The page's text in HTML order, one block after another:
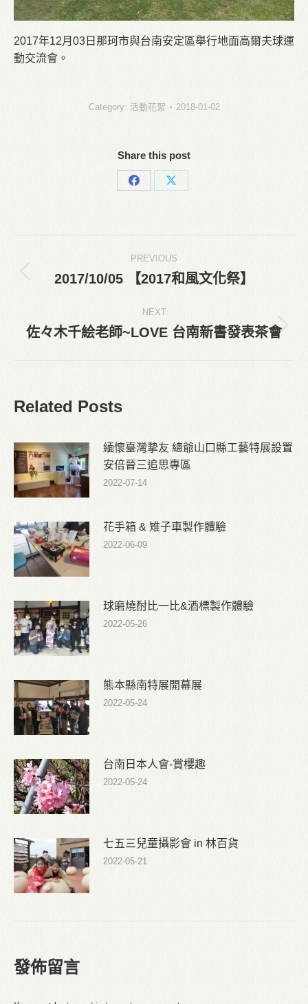
2017年12月03日那珂市與台南安定區舉行地面高爾夫球運
動交流會。
Category: 活動花絮 2018-01-02
Share this post
Share
Share
navigation
PREVIOUS
Previous
2017/10/05 【2017和風文化祭】
NEXT
Next
佐々木千絵老師~LOVE 台南新書發表茶會
Related Posts
緬懷臺灣摯友 總爺山口縣工藝特展設置
安倍晉三追思專區
2022-07-14
花手箱 & 雉子車製作體驗
2022-06-09
球磨燒酎比一比&酒標製作體驗
2022-05-26
熊本縣南特展開幕展
2022-05-24
台南日本人會-賞櫻趣
2022-05-24
七五三兒童攝影會 in 林百貨
2022-05-21
發佈留言